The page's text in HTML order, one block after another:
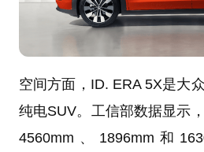
空间方面，ID. ERA 5X是大
纯电SUV。工信部数据显示
4560mm、1896mm和